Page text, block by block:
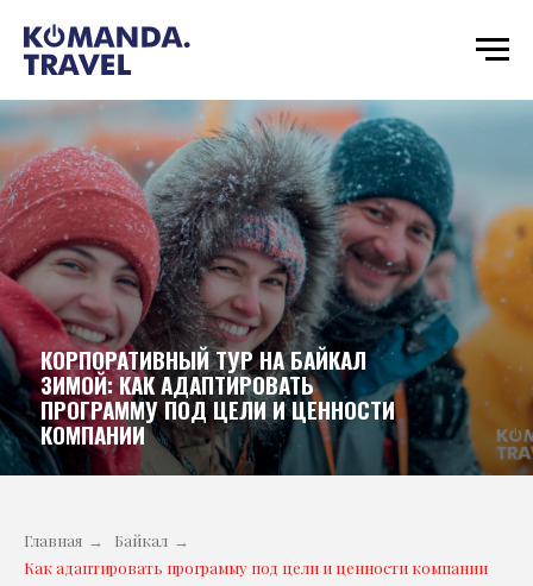
КОРПОРАТИВНЫЙ ТУР НА БАЙКАЛ
ЗИМОЙ: КАК АДАПТИРОВАТЬ
ПРОГРАММУ ПОД ЦЕЛИ И ЦЕННОСТИ
КОМПАНИИ
Главная → Байкал →
Как адаптировать программу под цели и ценности компании